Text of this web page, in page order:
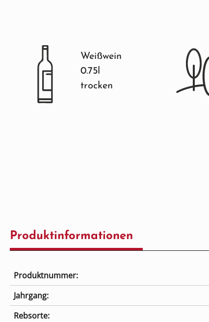
Weißwein
0.75l
trocken
Produktinformationen
Produktnummer:
Rebsorte:
Jahrgang: